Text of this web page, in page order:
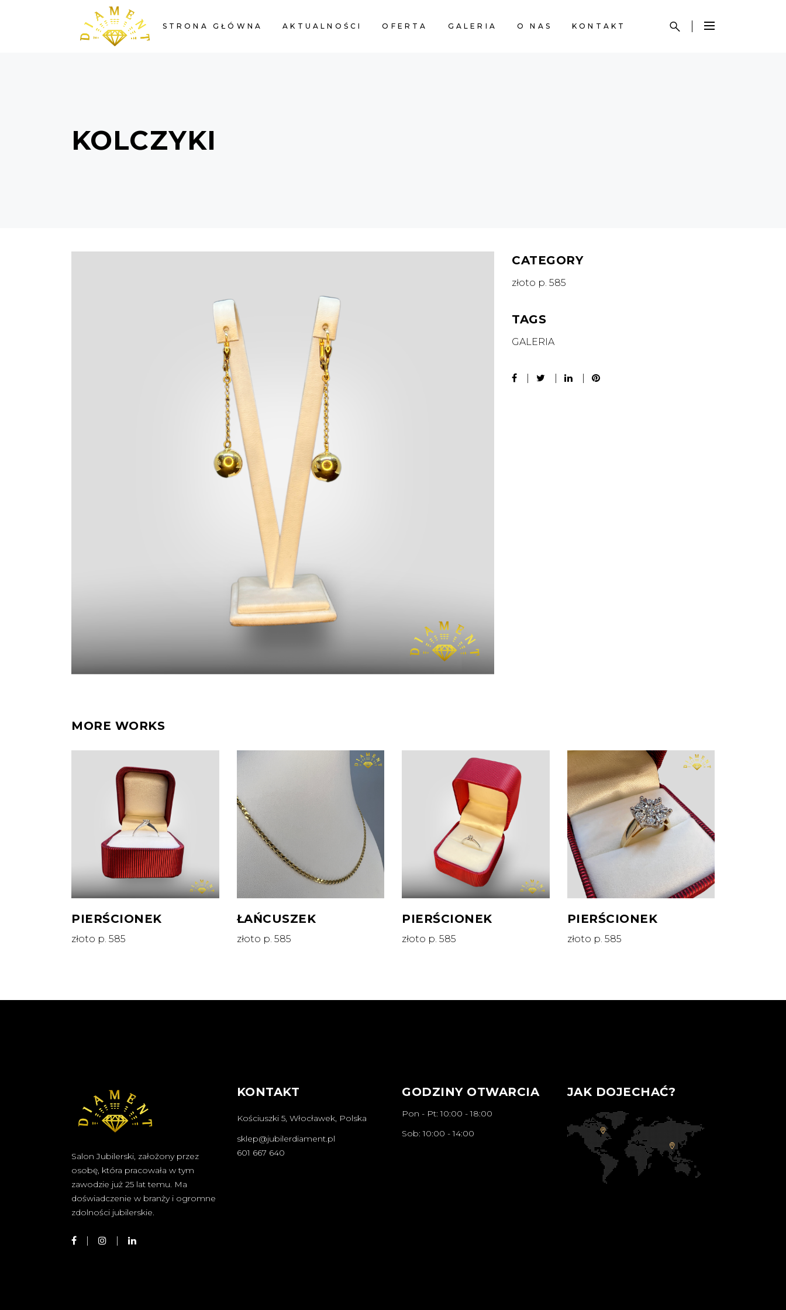
STRONA GŁÓWNA AKTUALNOŚCI OFERTA GALERIA O NAS KONTAKT
KOLCZYKI
CATEGORY
złoto p. 585
TAGS
GALERIA
MORE WORKS
PIERŚCIONEK
złoto p. 585
ŁAŃCUSZEK
złoto p. 585
PIERŚCIONEK
złoto p. 585
PIERŚCIONEK
złoto p. 585
Salon Jubilerski, założony przez
osobę, która pracowała w tym
zawodzie już 25 lat temu. Ma
doświadczenie w branży i ogromne
zdolności jubilerskie.
KONTAKT
Kościuszki 5, Włocławek, Polska
sklep@jubilerdiament.pl
601 667 640
GODZINY OTWARCIA
Pon - Pt: 10:00 - 18:00
Sob: 10:00 - 14:00
JAK DOJECHAĆ?